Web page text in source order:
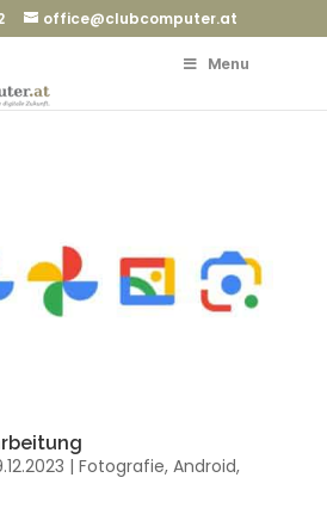
office@clubcomputer.at
Menu
| Fotografie, Android,